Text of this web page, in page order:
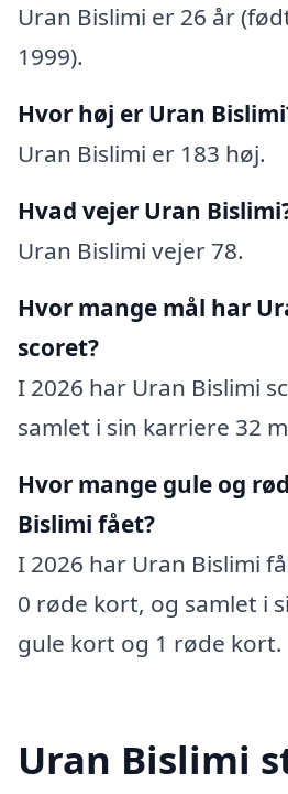
Uran Bislimi er 26 år
1999).
Hvor høj er Uran
Uran Bislimi er 183 høj.
Hvad vejer Uran
Uran Bislimi vejer 78.
Hvor mange mål har
scoret?
I 2026 har Uran Bislimi
samlet i sin karriere 32
Hvor mange gule og
Bislimi fået?
I 2026 har Uran Bislimi
0 røde kort, og samlet i
gule kort og 1 røde kort.
Uran Bislimi